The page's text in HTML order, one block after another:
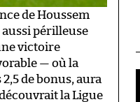
de Houssem
aussi périlleuse
victoire
— où la
de bonus, aura
la Ligue